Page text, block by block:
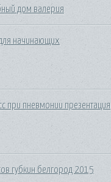
дом валерия
начинающих
при пневмонии презентация
губкин белгород 2015